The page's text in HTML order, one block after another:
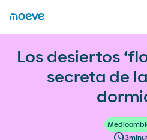
Los desiertos
secreta de
3
dormidas